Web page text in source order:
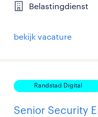
Belastingdienst
bekijk vacature
Randstad Digital
Senior Security